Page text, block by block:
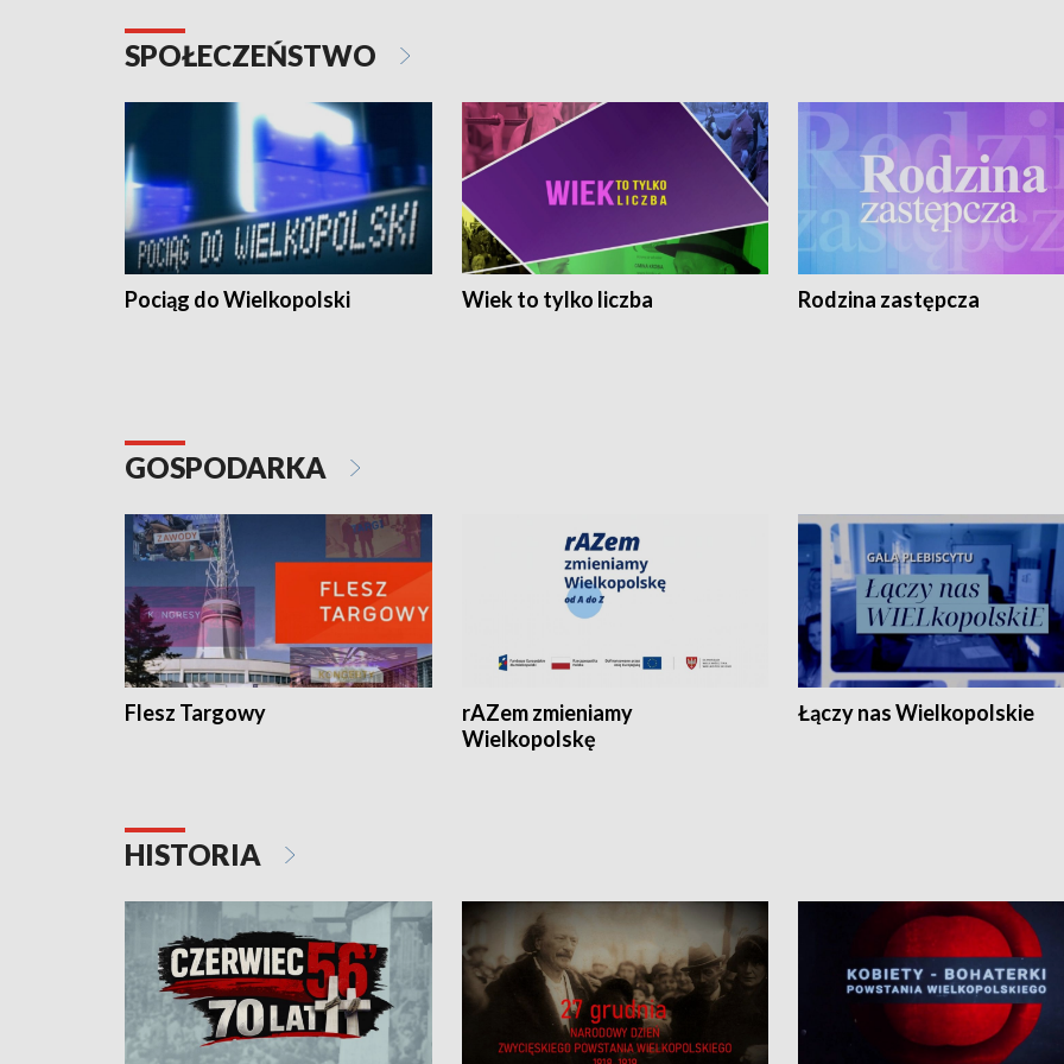
SPOŁECZEŃSTWO
Pociąg do Wielkopolski Wiek to tylko liczba Rodzina zastępcza
GOSPODARKA
Flesz Targowy
rAZem zmieniamy
Wielkopolskę
Łączy nas Wielkopolskie
HISTORIA